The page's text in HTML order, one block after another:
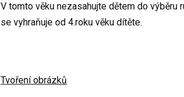
V tomto věku nezasahujte dětem do výběru
se vyhraňuje od 4.roku věku dítěte.
Tvoření obrázků